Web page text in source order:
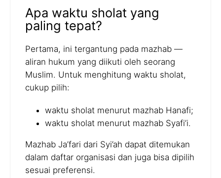
Apa waktu sholat yang
paling tepat?
Pertama, ini tergantung pada mazhab —
aliran hukum yang diikuti oleh seorang
Muslim. Untuk menghitung waktu sholat,
cukup pilih:
waktu sholat menurut mazhab Hanafi;
waktu sholat menurut mazhab Syafi’i.
Mazhab Ja’fari dari Syi’ah dapat ditemukan
dalam daftar organisasi dan juga bisa dipilih
sesuai preferensi.